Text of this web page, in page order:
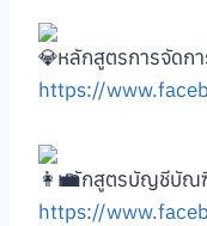
หลักสูตรการจัดก
https://
หลักสูตรบัญชีบัณ
https://